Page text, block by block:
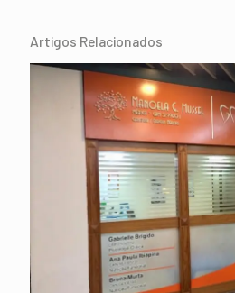
Artigos Relacionados